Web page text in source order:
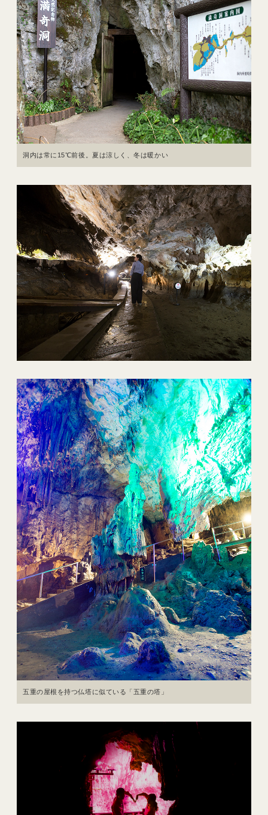
洞内は常に15℃前後。夏は涼しく、冬は暖かい
五重の屋根を持つ仏塔に似ている「五重の塔」